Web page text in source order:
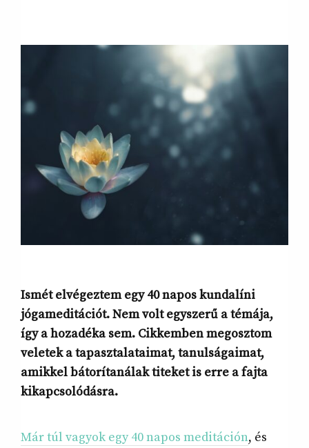
Ismét elvégeztem egy 40 napos kundalíni
jógameditációt. Nem volt egyszerű a témája,
így a hozadéka sem. Cikkemben megosztom
veletek a tapasztalataimat, tanulságaimat,
amikkel bátorítanálak titeket is erre a fajta
kikapcsolódásra.
Már túl vagyok egy 40 napos meditáción, és